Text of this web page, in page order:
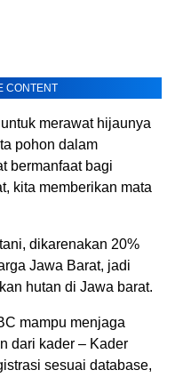
CONTENT
merawat hijaunya
pohon dalam
bermanfaat bagi
kita memberikan mata
dikarenakan 20%
Jawa Barat, jadi
hutan di Jawa barat.
mampu menjaga
dari kader – Kader
sesuai database,